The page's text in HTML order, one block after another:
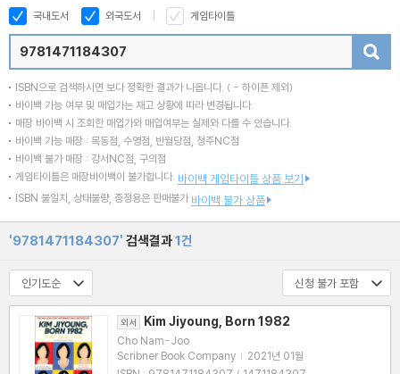
국내도서 외국도서 게임타이틀
ISBN으로 검색하시면 보다 정확한 결과가 나옵니다. ( - 하이픈 제외)
바이백 가능 여부 및 매입가는 재고 상황에 따라 변경됩니다.
매장 바이백 시 조회한 매입가와 매입여부는 실제와 다를 수 있습니다.
바이백 가능 매장 : 목동점, 수영점, 반월당점, 청주NC점
바이백 불가 매장 : 강서NC점, 구의점
게임타이틀은 매장바이백이 불가합니다. 바이백 게임타이틀 상품 보기
ISBN 불일치, 상태불량, 증정용은 판매불가 바이백 불가 상품
'9781471184307' 검색결과1건
외서 Kim Jiyoung, Born 1982
Cho Nam-Joo
Scribner Book Company | 2021년 01월